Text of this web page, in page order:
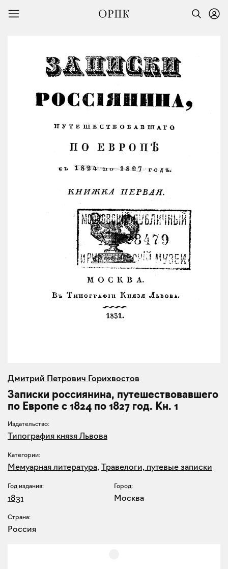
Дмитрий Петрович Горихвостов
Записки россиянина, путешествовавшего
по Европе с 1824 по 1827 год. Кн. 1
Издательство:
Типография князя Львова
Категории:
Мемуарная литература, Травелоги, путевые записки
Год издания:
1831
Город:
Москва
Страна:
Россия